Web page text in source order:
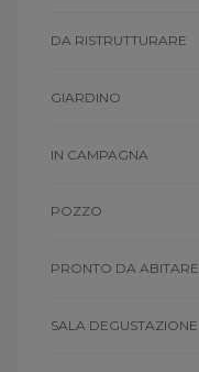
DA RISTRUTTURARE
GIARDINO
IN CAMPAGNA
POZZO
PRONTO DA ABITARE
SALA DEGUSTAZIONE